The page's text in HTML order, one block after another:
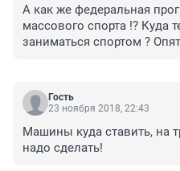
А как же федеральная
массового спорта !? Куда
заниматься спортом ?
Гость
23 ноября 2018, 22:43
Машины куда ставить, на
надо сделать!